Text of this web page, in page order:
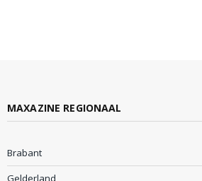
MAXAZINE REGIONAAL
Brabant
Gelderland